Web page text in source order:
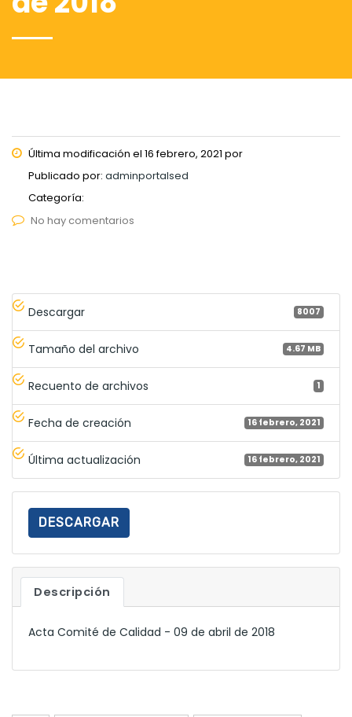
Última modificación el 16 febrero, 2021 por
Publicado por: adminportalsed
Categoría:
No hay comentarios
Descargar 8007
Tamaño del archivo 4.67 MB
Recuento de archivos 1
Fecha de creación 16 febrero, 2021
Última actualización 16 febrero, 2021
DESCARGAR
Descripción
Acta Comité de Calidad - 09 de abril de 2018